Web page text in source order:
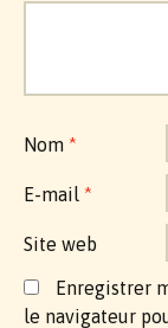
Nom *
E-mail *
Site web
Enregistrer
le navigateur